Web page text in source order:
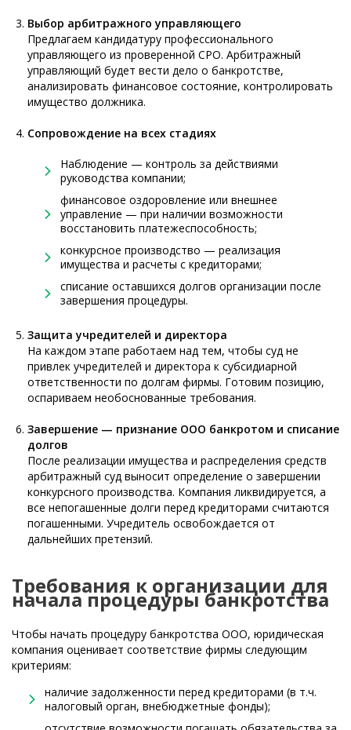
Выбор арбитражного управляющего
Предлагаем кандидатуру профессионального
управляющего из проверенной СРО. Арбитражный
управляющий будет вести дело о банкротстве,
анализировать финансовое состояние, контролировать
имущество должника.
Сопровождение на всех стадиях
Наблюдение — контроль за действиями
руководства компании;
финансовое оздоровление или внешнее
управление — при наличии возможности
восстановить платежеспособность;
конкурсное производство — реализация
имущества и расчеты с кредиторами;
списание оставшихся долгов организации после
завершения процедуры.
Защита учредителей и директора
На каждом этапе работаем над тем, чтобы суд не
привлек учредителей и директора к субсидиарной
ответственности по долгам фирмы. Готовим позицию,
оспариваем необоснованные требования.
Завершение — признание ООО банкротом и списание
долгов
После реализации имущества и распределения средств
арбитражный суд выносит определение о завершении
конкурсного производства. Компания ликвидируется, а
все непогашенные долги перед кредиторами считаются
погашенными. Учредитель освобождается от
дальнейших претензий.
Требования к организации для
начала процедуры банкротства
Чтобы начать процедуру банкротства ООО, юридическая
компания оценивает соответствие фирмы следующим
критериям:
наличие задолженности перед кредиторами (в т.ч.
налоговый орган, внебюджетные фонды);